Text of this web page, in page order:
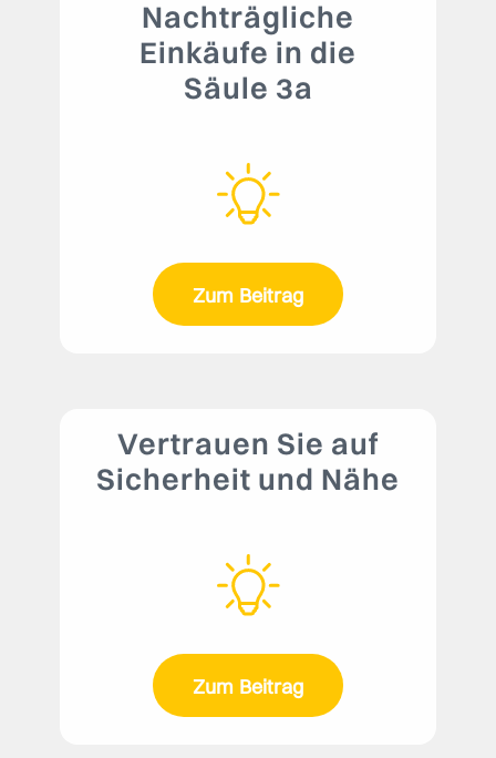
Nachträgliche
Einkäufe in die
Säule 3a
Zum Beitrag
Vertrauen Sie auf
Sicherheit und Nähe
Zum Beitrag